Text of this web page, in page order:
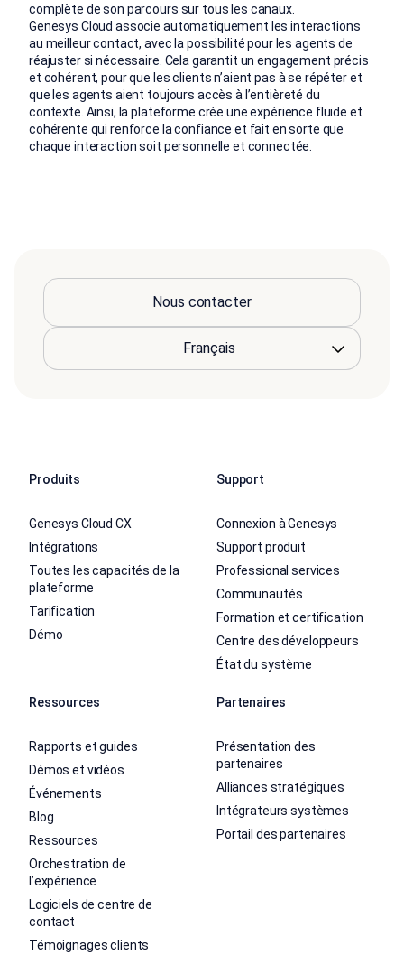
complète de son parcours sur tous les canaux.
Genesys Cloud associe automatiquement les interactions
au meilleur contact, avec la possibilité pour les agents de
réajuster si nécessaire. Cela garantit un engagement précis
et cohérent, pour que les clients n’aient pas à se répéter et
que les agents aient toujours accès à l’entièreté du
contexte. Ainsi, la plateforme crée une expérience fluide et
cohérente qui renforce la confiance et fait en sorte que
chaque interaction soit personnelle et connectée.
Nous contacter
Produits
Genesys Cloud CX
Intégrations
Toutes les capacités de la
plateforme
Tarification
Démo
Support
Connexion à Genesys
Support produit
Professional services
Communautés
Formation et certification
Centre des développeurs
État du système
Ressources
Rapports et guides
Démos et vidéos
Événements
Blog
Ressources
Orchestration de
l’expérience
Logiciels de centre de
contact
Témoignages clients
Partenaires
Présentation des
partenaires
Alliances stratégiques
Intégrateurs systèmes
Portail des partenaires